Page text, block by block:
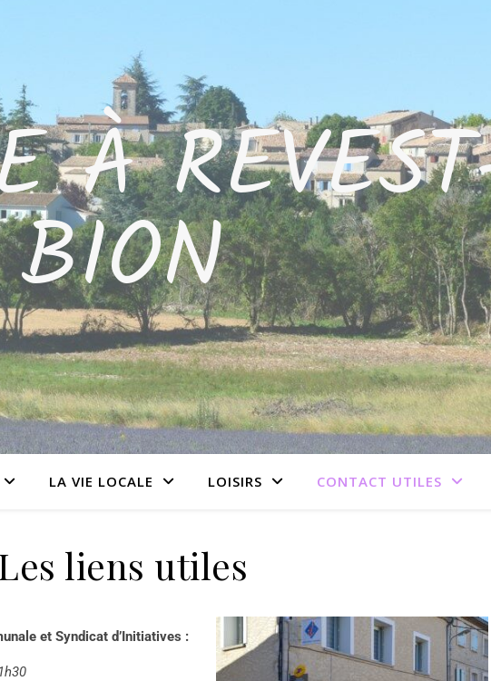
À
BION
LA VIE LOCALE LOISIRS CONTACT UTILES
liens utiles
et Syndicat d’Initiatives :